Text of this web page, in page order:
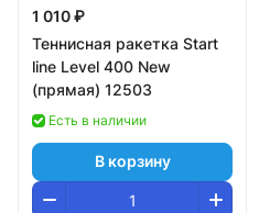
1 010 ₽
Теннисная ракетка Start
line Level 400 New
(прямая) 12503
Есть в наличии
В корзину